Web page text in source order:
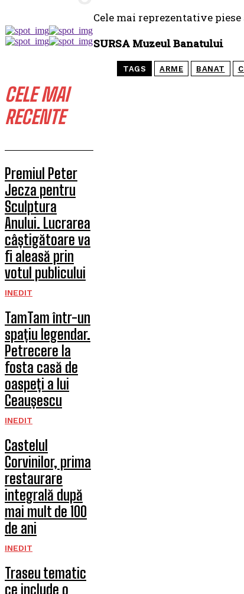
CELE MAI
RECENTE
Premiul Peter
Jecza pentru
Sculptura
Anului. Lucrarea
câștigătoare va
fi aleasă prin
votul publicului
INEDIT
TamTam într-un
spațiu legendar.
Petrecere la
fosta casă de
oaspeți a lui
Ceaușescu
INEDIT
Castelul
Corvinilor, prima
restaurare
integrală după
mai mult de 100
de ani
INEDIT
Traseu tematic
ce include o
Cele mai reprezentative
SURSA Muzeul Banatului
TAGS ARME BANAT